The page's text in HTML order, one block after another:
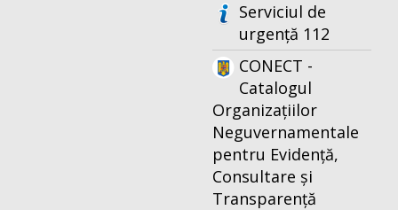
Serviciul de
urgență 112
CONECT -
Catalogul
Organizațiilor
Neguvernamentale
pentru Evidență,
Consultare și
Transparență